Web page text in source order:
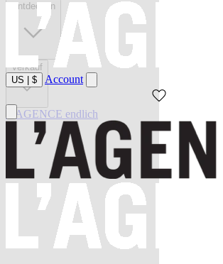
US $ Account
Entdecken
Verkauf
L'AGENCE endlich